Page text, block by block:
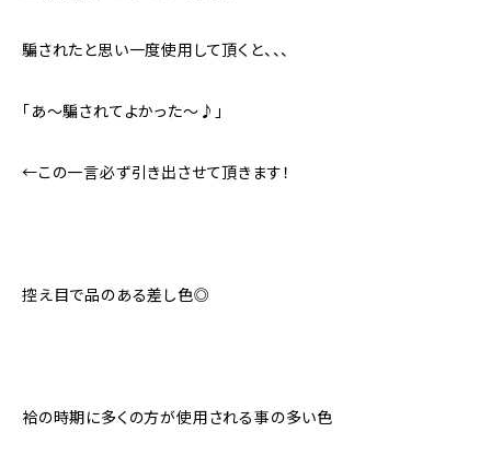
騙されたと思い一度使用して頂くと、、、
「あ〜騙されてよかった〜♪」
←この一言必ず引き出させて頂きます！
控え目で品のある差し色◎
袷の時期に多くの方が使用される事の多い色